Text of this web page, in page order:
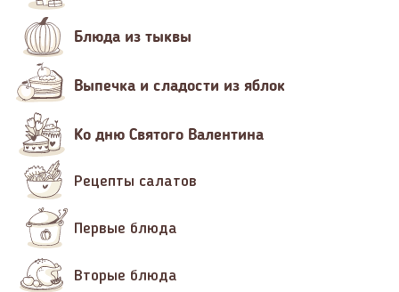
Блюда из тыквы
Выпечка и сладости из яблок
Ко дню Святого Валентина
Рецепты салатов
Первые блюда
Вторые блюда